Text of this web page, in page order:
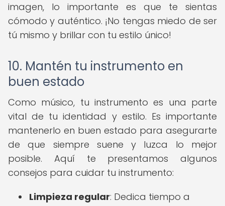
imagen, lo importante es que te sientas
cómodo y auténtico. ¡No tengas miedo de ser
tú mismo y brillar con tu estilo único!
10. Mantén tu instrumento en
buen estado
Como músico, tu instrumento es una parte
vital de tu identidad y estilo. Es importante
mantenerlo en buen estado para asegurarte
de que siempre suene y luzca lo mejor
posible. Aquí te presentamos algunos
consejos para cuidar tu instrumento:
Limpieza regular: Dedica tiempo a